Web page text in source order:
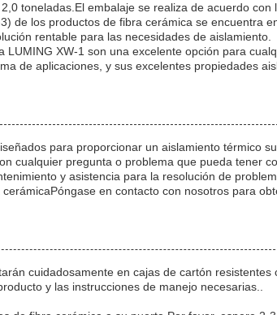
toneladas.El embalaje se realiza de acuerdo con
de los productos de fibra cerámica se encuentra
rentable para las necesidades de aislamiento.
LUMING XW-1 son una excelente opción para
de aplicaciones, y sus excelentes propiedades
para proporcionar un aislamiento térmico
cualquier pregunta o problema que pueda tener
y asistencia para la resolución de
en contacto con nosotros para
cuidadosamente en cajas de cartón
y las instrucciones de manejo necesarias..